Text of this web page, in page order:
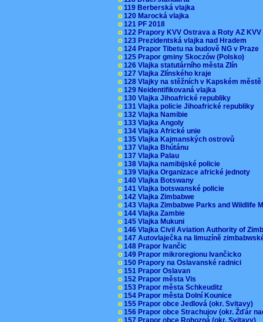
o 119 Berberská vlajka
o 120 Marocká vlajka
o 121 PF 2018
o 122 Prapory KVV Ostrava a Roty AZ
o 123 Prezidentská vlajka nad Hradem
o 124 Prapor Tibetu na budově NG v Praze
o 125 Prapor gminy Skoczów (Polsko)
o 126 Vlajka statutárního města Zlín
o 127 Vlajka Zlínského kraje
o 128 Vlajky na stěžních v Kapském
o 129 Neidentifikovaná vlajka
o 130 Vlajka Jihoafrické republiky
o 131 Vlajka policie Jihoafrické republiky
o 132 Vlajka Namibie
o 133 Vlajka Angoly
o 134 Vlajka Africké unie
o 135 Vlajka Kajmanských ostrovů
o 137 Vlajka Bhútánu
o 137 Vlajka Palau
o 138 Vlajka namibijské policie
o 139 Vlajka Organizace africké jednoty
o 140 Vlajka Botswany
o 141 Vlajka botswanské policie
o 142 Vlajka Zimbabwe
o 143 Vlajka Zimbabwe Parks and Wildlife
o 144 Vlajka Zambie
o 145 Vlajka Mukuni
o 146 Vlajka Civil Aviation Authority of
o 147 Autovlaječka na limuzíně
o 148 Prapor Ivančic
o 149 Prapor mikroregionu Ivančicko
o 150 Prapory na Oslavanské radnici
o 151 Prapor Oslavan
o 152 Prapor města Vis
o 153 Prapor města Schkeuditz
o 154 Prapor města Dolní Kounice
o 155 Prapor obce Jedlová (okr. Svitavy)
o 156 Prapor obce Strachujov (okr. Žďár
o 157 Prapor obce Rohozná (okr. Svitavy)